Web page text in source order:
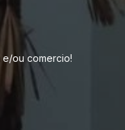
ou comercio!